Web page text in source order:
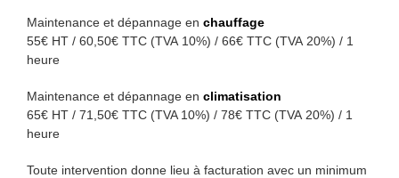
Maintenance et dépannage en chauffage
55€ HT / 60,50€ TTC (TVA 10%) / 66€ TTC (TVA 20%) / 1
heure
Maintenance et dépannage en climatisation
65€ HT / 71,50€ TTC (TVA 10%) / 78€ TTC (TVA 20%) / 1
heure
Toute intervention donne lieu à facturation avec un minimum